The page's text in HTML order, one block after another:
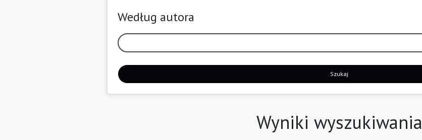
Według autora
Szukaj
Wyniki wyszukiwania